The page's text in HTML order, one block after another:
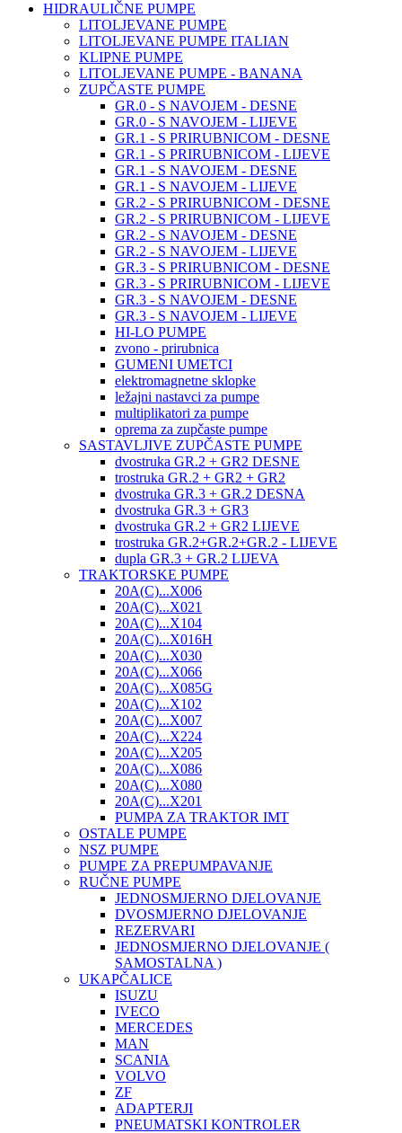
HIDRAULIČNE PUMPE
LITOLJEVANE PUMPE
LITOLJEVANE PUMPE ITALIAN
KLIPNE PUMPE
LITOLJEVANE PUMPE - BANANA
ZUPČASTE PUMPE
GR.0 - S NAVOJEM - DESNE
GR.0 - S NAVOJEM - LIJEVE
GR.1 - S PRIRUBNICOM - DESNE
GR.1 - S PRIRUBNICOM - LIJEVE
GR.1 - S NAVOJEM - DESNE
GR.1 - S NAVOJEM - LIJEVE
GR.2 - S PRIRUBNICOM - DESNE
GR.2 - S PRIRUBNICOM - LIJEVE
GR.2 - S NAVOJEM - DESNE
GR.2 - S NAVOJEM - LIJEVE
GR.3 - S PRIRUBNICOM - DESNE
GR.3 - S PRIRUBNICOM - LIJEVE
GR.3 - S NAVOJEM - DESNE
GR.3 - S NAVOJEM - LIJEVE
HI-LO PUMPE
zvono - prirubnica
GUMENI UMETCI
elektromagnetne sklopke
ležajni nastavci za pumpe
multiplikatori za pumpe
oprema za zupčaste pumpe
SASTAVLJIVE ZUPČASTE PUMPE
dvostruka GR.2 + GR2 DESNE
trostruka GR.2 + GR2 + GR2
dvostruka GR.3 + GR.2 DESNA
dvostruka GR.3 + GR3
dvostruka GR.2 + GR2 LIJEVE
trostruka GR.2+GR.2+GR.2 - LIJEVE
dupla GR.3 + GR.2 LIJEVA
TRAKTORSKE PUMPE
20A(C)...X006
20A(C)...X021
20A(C)...X104
20A(C)...X016H
20A(C)...X030
20A(C)...X066
20A(C)...X085G
20A(C)...X102
20A(C)...X007
20A(C)...X224
20A(C)...X205
20A(C)...X086
20A(C)...X080
20A(C)...X201
PUMPA ZA TRAKTOR IMT
OSTALE PUMPE
NSZ PUMPE
PUMPE ZA PREPUMPAVANJE
RUČNE PUMPE
JEDNOSMJERNO DJELOVANJE
DVOSMJERNO DJELOVANJE
REZERVARI
JEDNOSMJERNO DJELOVANJE (
SAMOSTALNA )
UKAPČALICE
ISUZU
IVECO
MERCEDES
MAN
SCANIA
VOLVO
ZF
ADAPTERJI
PNEUMATSKI KONTROLER